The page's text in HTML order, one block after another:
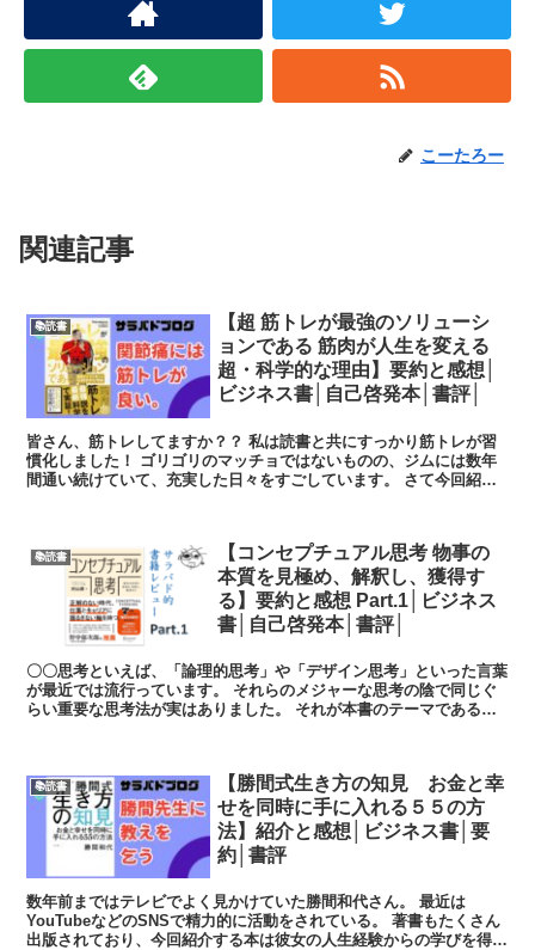
こーたろー
関連記事
📚読書
【超 筋トレが最強のソリューシ
ョンである 筋肉が人生を変える
超・科学的な理由】要約と感想│
ビジネス書│自己啓発本│書評│
皆さん、筋トレしてますか？？ 私は読書と共にすっかり筋トレが習
慣化しました！ ゴリゴリのマッチョではないものの、ジムには数年
間通い続けていて、充実した日々をすごしています。 さて今回紹介
📚読書
【コンセプチュアル思考 物事の
本質を見極め、解釈し、獲得す
る】要約と感想 Part.1│ビジネス
書│自己啓発本│書評│
〇〇思考といえば、「論理的思考」や「デザイン思考」といった言葉
が最近では流行っています。 それらのメジャーな思考の陰で同じぐ
らい重要な思考法が実はありました。 それが本書のテーマである
📚読書
【勝間式生き方の知見 お金と幸
せを同時に手に入れる５５の方
法】紹介と感想│ビジネス書│要
約│書評
数年前まではテレビでよく見かけていた勝間和代さん。 最近は
YouTubeなどのSNSで精力的に活動をされている。 著書もたくさん
出版されており、今回紹介する本は彼女の人生経験からの学びを得る